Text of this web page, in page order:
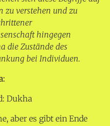
zu verstehen und zu
hingegen
die Zustände des
bei Individuen.
Dukha
aber es gibt ein Ende